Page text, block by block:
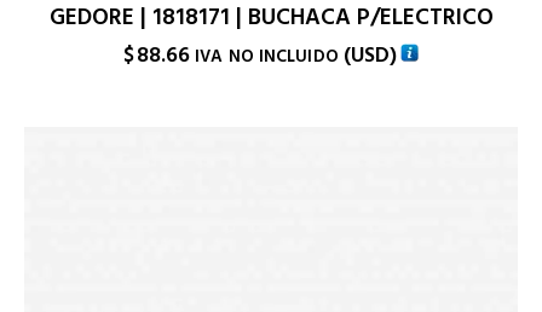
GEDORE | 1818171 | BUCHACA P/ELECTRICO
$88.66 IVA NO INCLUIDO (USD)